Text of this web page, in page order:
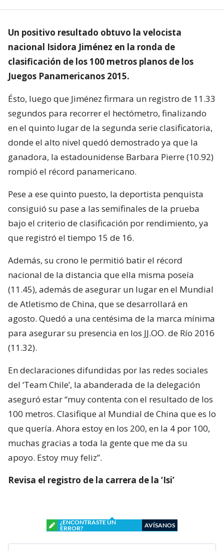
Un positivo resultado obtuvo la velocista
nacional Isidora Jiménez en la ronda de
clasificación de los 100 metros planos de los
Juegos Panamericanos 2015.
Ésto, luego que Jiménez firmara un registro de 11.33
segundos para recorrer el hectómetro, finalizando
en el quinto lugar de la segunda serie clasificatoria,
donde el alto nivel quedó demostrado ya que la
ganadora, la estadounidense Barbara Pierre (10.92)
rompió el récord panamericano.
Pese a ese quinto puesto, la deportista penquista
consiguió su pase a las semifinales de la prueba
bajo el criterio de clasificación por rendimiento, ya
que registró el tiempo 15 de 16.
Además, su crono le permitió batir el récord
nacional de la distancia que ella misma poseía
(11.45), además de asegurar un lugar en el Mundial
de Atletismo de China, que se desarrollará en
agosto. Quedó a una centésima de la marca mínima
para asegurar su presencia en los JJ.OO. de Río 2016
(11.32).
En declaraciones difundidas por las redes sociales
del ‘Team Chile’, la abanderada de la delegación
aseguró estar “muy contenta con el resultado de los
100 metros. Clasifique al Mundial de China que es lo
que quería. Ahora estoy en los 200, en la 4 por 100,
muchas gracias a toda la gente que me da su
apoyo. Estoy muy feliz”.
Revisa el registro de la carrera de la ‘Isi’
¿ENCONTRASTE UN
ERROR?
AVÍSANOS